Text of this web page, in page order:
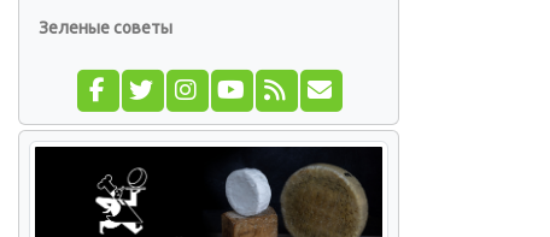
Зеленые советы